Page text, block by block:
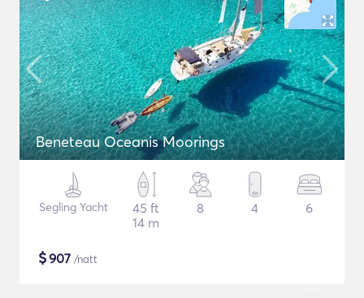
Beneteau Oceanis Moorings
Segling Yacht
45 ft
14 m
8 4 6
$907 /natt